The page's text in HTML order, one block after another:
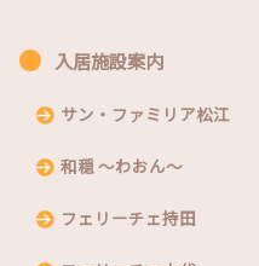
入居施設案内
サン・ファミリア松江
和穏 〜わおん〜
フェリーチェ持田